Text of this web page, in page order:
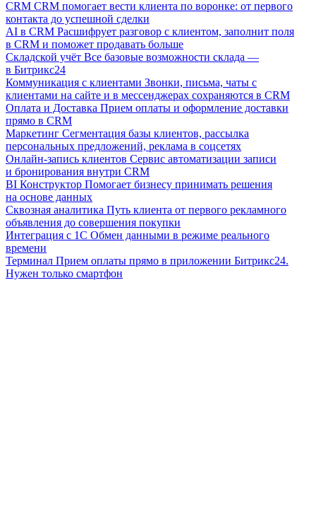
CRM CRM помогает вести клиента по воронке: от первого
контакта до успешной сделки
AI в CRM Расшифрует разговор с клиентом, заполнит поля
в CRM и поможет продавать больше
Складской учёт Все базовые возможности склада —
в Битрикс24
Коммуникация с клиентами Звонки, письма, чаты с
клиентами на сайте и в мессенджерах сохраняются в CRM
Оплата и Доставка Прием оплаты и оформление доставки
прямо в CRM
Маркетинг Сегментация базы клиентов, рассылка
персональных предложений, реклама в соцсетях
Онлайн-запись клиентов Сервис автоматизации записи
и бронирования внутри CRM
BI Конструктор Помогает бизнесу принимать решения
на основе данных
Сквозная аналитика Путь клиента от первого рекламного
объявления до совершения покупки
Интеграция с 1С Обмен данными в режиме реального
времени
Терминал Прием оплаты прямо в приложении Битрикс24.
Нужен только смартфон